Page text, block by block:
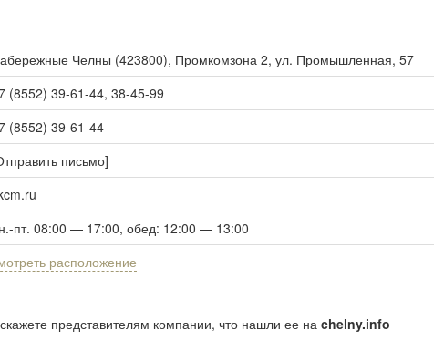
Челны (423800), Промкомзона 2, ул. Промышленная, 57
(8552) 39-61-44, 38-45-99
(8552) 39-61-44
письмо]
пт. 08:00 — 17:00, обед: 12:00 — 13:00
расположение
представителям компании, что нашли ее на chelny.info